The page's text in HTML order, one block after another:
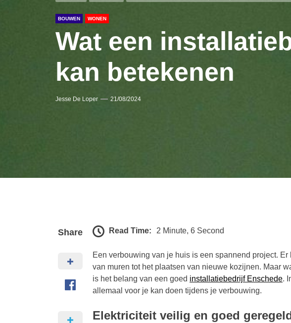
BOUWEN WONEN
Wat een
kan betekenen
Jesse De Loper 21/08/2024
Share Read Time: 2 Minute, 6 Second
Een verbouwing van je huis is een spannend project.
van muren tot het plaatsen van nieuwe kozijnen. Maar
is het belang van een goed installatiebedrijf Enschede.
allemaal voor je kan doen tijdens je verbouwing.
Elektriciteit veilig en goed